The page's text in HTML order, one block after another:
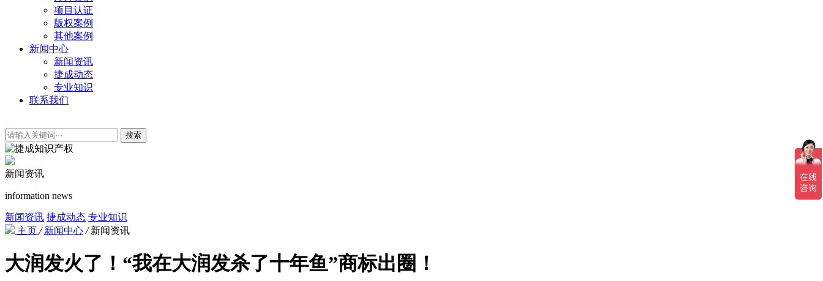
项目认证
版权案例
其他案例
新闻中心
新闻资讯
捷成动态
专业知识
联系我们
搜索
新闻资讯
information news
新闻资讯 捷成动态 专业知识
主页 / 新闻中心 / 新闻资讯
大润发火了！“我在大润发杀了十年鱼”商标出圈！